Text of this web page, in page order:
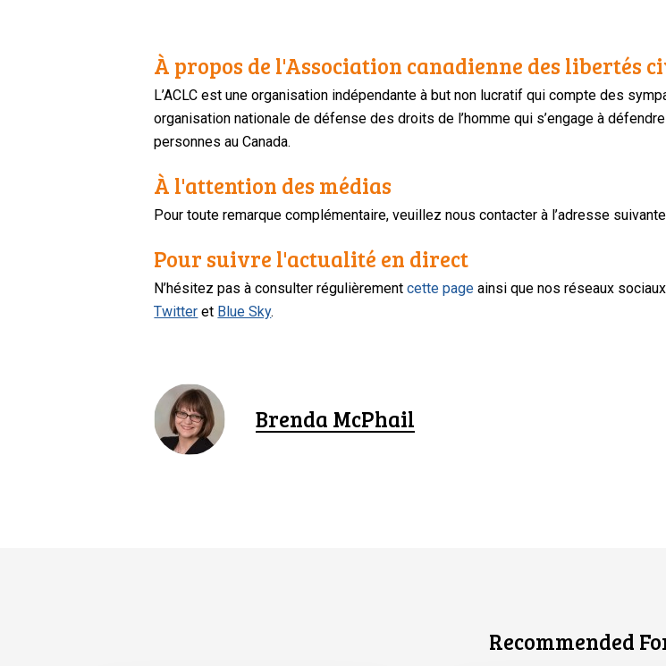
À propos de l'Association canadienne des libertés
L’ACLC est une organisation indépendante à but non lucratif qui compte des
organisation nationale de défense des droits de l’homme qui s’engage à
personnes au Canada.
À l'attention des médias
Pour toute remarque complémentaire, veuillez nous contacter à l’adresse
Pour suivre l'actualité en direct
N’hésitez pas à consulter régulièrementcette page ainsi que nos réseaux
Twitter et Blue Sky.
Brenda McPhail
Recommended